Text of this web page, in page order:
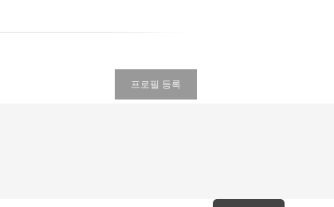
프로필 등록